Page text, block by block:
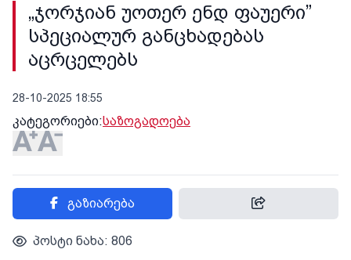
„ჯორჯიან უოთერ ენდ ფაუერი”
სპეციალურ განცხადებას
აცრცელებს
28-10-2025 18:55
კატეგორიები:საზოგადოება
გაზიარება
პოსტი ნახა: 806